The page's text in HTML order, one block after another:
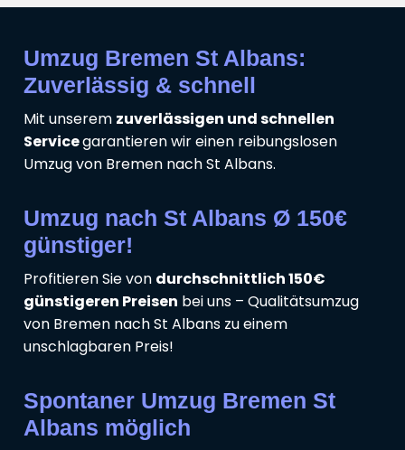
Umzug Bremen St Albans:
Zuverlässig & schnell
Mit unserem zuverlässigen und schnellen
Servicegarantieren wir einen reibungslosen
Umzug von Bremen nach St Albans.
Umzug nach St Albans Ø 150€
günstiger!
Profitieren Sie von durchschnittlich 150€
günstigeren Preisen bei uns – Qualitätsumzug
von Bremen nach St Albans zu einem
unschlagbaren Preis!
Spontaner Umzug Bremen St
Albans möglich